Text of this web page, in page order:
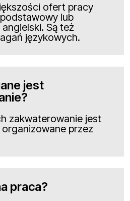
ofert pracy
lub
Są też
językowych.
jest
zakwaterowanie jest
przez
praca?